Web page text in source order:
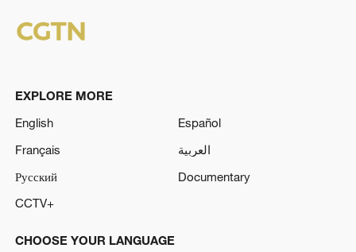
EXPLORE MORE
English
Español
Français
العربية
Русский
Documentary
CCTV+
CHOOSE YOUR LANGUAGE